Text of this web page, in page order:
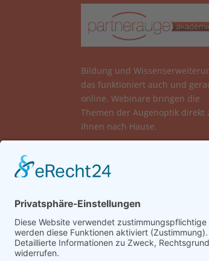
Bildung und
das funktioniert auch und
online. Webinare bringen die
Themen der Augenoptik direkt
Ihnen nach Hause.